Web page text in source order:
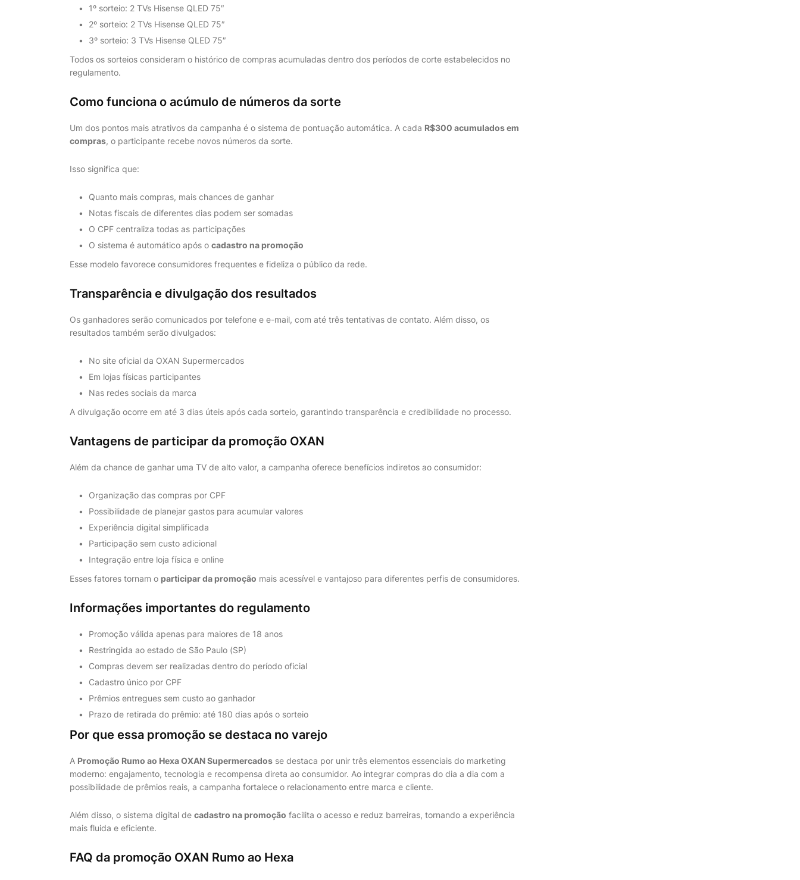
1º sorteio: 2 TVs Hisense QLED 75″
2º sorteio: 2 TVs Hisense QLED 75″
3º sorteio: 3 TVs Hisense QLED 75″
Todos os sorteios consideram o histórico de compras acumuladas dentro dos períodos de corte estabelecidos no
regulamento.
Como funciona o acúmulo de números da sorte
Um dos pontos mais atrativos da campanha é o sistema de pontuação automática. A cada R$300 acumulados em
compras, o participante recebe novos números da sorte.
Isso significa que:
Quanto mais compras, mais chances de ganhar
Notas fiscais de diferentes dias podem ser somadas
O CPF centraliza todas as participações
O sistema é automático após o cadastro na promoção
Esse modelo favorece consumidores frequentes e fideliza o público da rede.
Transparência e divulgação dos resultados
Os ganhadores serão comunicados por telefone e e-mail, com até três tentativas de contato. Além disso, os
resultados também serão divulgados:
No site oficial da OXAN Supermercados
Em lojas físicas participantes
Nas redes sociais da marca
A divulgação ocorre em até 3 dias úteis após cada sorteio, garantindo transparência e credibilidade no processo.
Vantagens de participar da promoção OXAN
Além da chance de ganhar uma TV de alto valor, a campanha oferece benefícios indiretos ao consumidor:
Organização das compras por CPF
Possibilidade de planejar gastos para acumular valores
Experiência digital simplificada
Participação sem custo adicional
Integração entre loja física e online
Esses fatores tornam o participar da promoção mais acessível e vantajoso para diferentes perfis de consumidores.
Informações importantes do regulamento
Promoção válida apenas para maiores de 18 anos
Restringida ao estado de São Paulo (SP)
Compras devem ser realizadas dentro do período oficial
Cadastro único por CPF
Prêmios entregues sem custo ao ganhador
Prazo de retirada do prêmio: até 180 dias após o sorteio
Por que essa promoção se destaca no varejo
A Promoção Rumo ao Hexa OXAN Supermercados se destaca por unir três elementos essenciais do marketing
moderno: engajamento, tecnologia e recompensa direta ao consumidor. Ao integrar compras do dia a dia com a
possibilidade de prêmios reais, a campanha fortalece o relacionamento entre marca e cliente.
Além disso, o sistema digital de cadastro na promoção facilita o acesso e reduz barreiras, tornando a experiência
mais fluida e eficiente.
FAQ da promoção OXAN Rumo ao Hexa